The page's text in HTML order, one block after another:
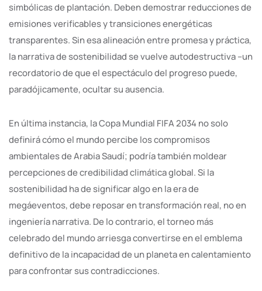
simbólicas de plantación. Deben demostrar reducciones de
emisiones verificables y transiciones energéticas
transparentes. Sin esa alineación entre promesa y práctica,
la narrativa de sostenibilidad se vuelve autodestructiva –un
recordatorio de que el espectáculo del progreso puede,
paradójicamente, ocultar su ausencia.
En última instancia, la Copa Mundial FIFA 2034 no solo
definirá cómo el mundo percibe los compromisos
ambientales de Arabia Saudí; podría también moldear
percepciones de credibilidad climática global. Si la
sostenibilidad ha de significar algo en la era de
megáeventos, debe reposar en transformación real, no en
ingeniería narrativa. De lo contrario, el torneo más
celebrado del mundo arriesga convertirse en el emblema
definitivo de la incapacidad de un planeta en calentamiento
para confrontar sus contradicciones.